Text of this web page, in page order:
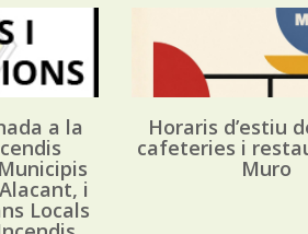
a la
i
Locals
Horaris d’estiu
cafeteries i
Muro